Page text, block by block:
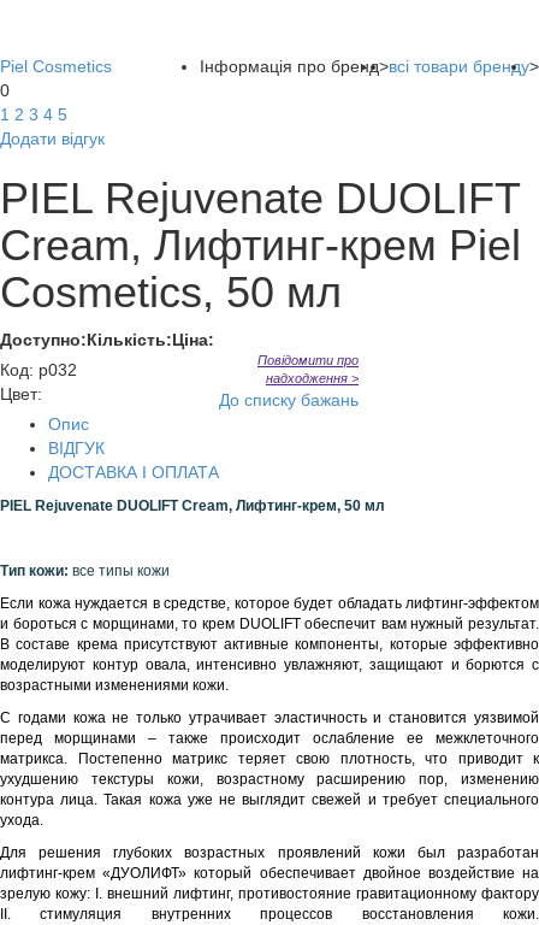
Інформація про бренд>всі товари бренду>
Piel Cosmetics
0
1 2 3 4 5
Додати відгук
PIEL Rejuvenate DUOLIFT
Cream, Лифтинг-крем Piel
Cosmetics, 50 мл
Доступно:Кількість:Ціна:
Код: p032
Цвет:
Повідомити про
надходження >
До списку бажань
Опис
ВІДГУК
ДОСТАВКА І ОПЛАТА
PIEL Rejuvenate DUOLIFT Cream, Лифтинг-крем, 50 мл
Тип кожи: все типы кожи
Если кожа нуждается в средстве, которое будет обладать лифтинг-эффектом
и бороться с морщинами, то крем DUOLIFT обеспечит вам нужный результат.
В составе крема присутствуют активные компоненты, которые эффективно
моделируют контур овала, интенсивно увлажняют, защищают и борются с
возрастными изменениями кожи.
С годами кожа не только утрачивает эластичность и становится уязвимой
перед морщинами – также происходит ослабление ее межклеточного
матрикса. Постепенно матрикс теряет свою плотность, что приводит к
ухудшению текстуры кожи, возрастному расширению пор, изменению
контура лица. Такая кожа уже не выглядит свежей и требует специального
ухода.
Для решения глубоких возрастных проявлений кожи был разработан
лифтинг-крем «ДУОЛИФТ» который обеспечивает двойное воздействие на
зрелую кожу: І. внешний лифтинг, противостояние гравитационному фактору
ІІ. стимуляция внутренних процессов восстановления кожи.